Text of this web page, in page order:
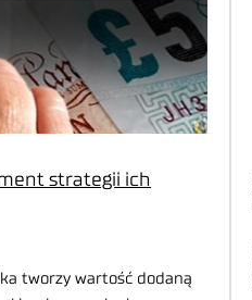
strategii ich
tworzy wartość dodaną